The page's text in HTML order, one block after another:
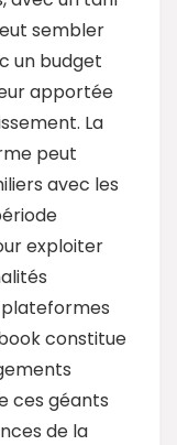
sembler
un budget
apportée
La
peut
avec les
exploiter
plateformes
constitue
ces géants
de la